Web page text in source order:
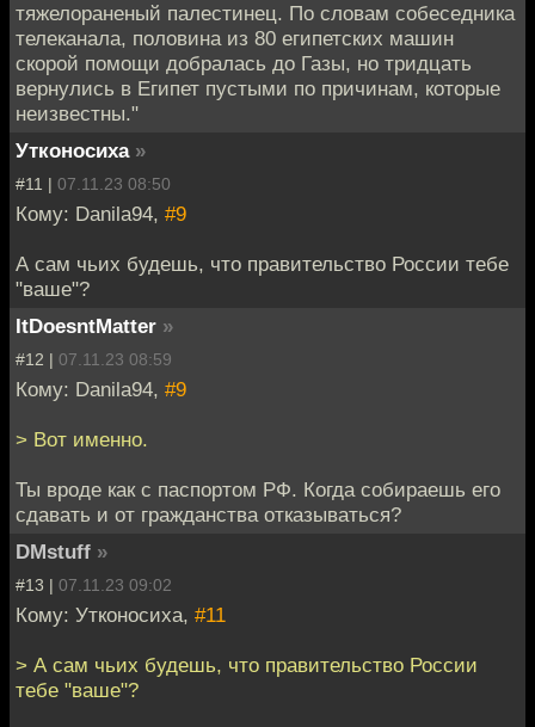
тяжелораненый палестинец. По словам собеседника
телеканала, половина из 80 египетских машин
скорой помощи добралась до Газы, но тридцать
вернулись в Египет пустыми по причинам, которые
неизвестны."
Утконосиха »
#11 | 07.11.23 08:50
Кому: Danila94, #9
А сам чьих будешь, что правительство России тебе
"ваше"?
ItDoesntMatter »
#12 | 07.11.23 08:59
Кому: Danila94, #9
> Вот именно.
Ты вроде как с паспортом РФ. Когда собираешь его
сдавать и от гражданства отказываться?
DMstuff »
#13 | 07.11.23 09:02
Кому: Утконосиха, #11
> А сам чьих будешь, что правительство России
тебе "ваше"?